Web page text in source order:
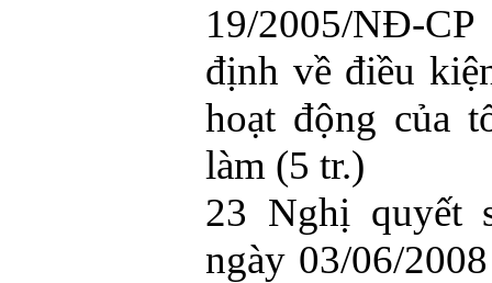
19/2005/NĐ-
định về điều
hoạt động của
làm (5 tr.)
23 Nghị quyết
ngày 03/06/